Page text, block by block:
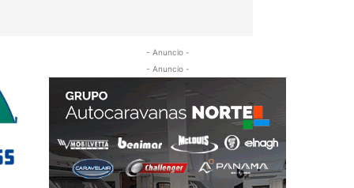
- Anuncio -
- Anuncio -